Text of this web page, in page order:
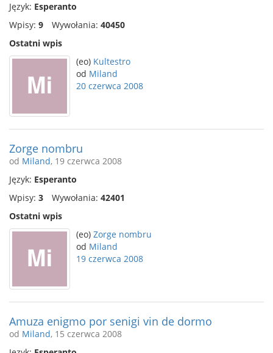
Język: Esperanto
Wpisy: 9 Wywołania: 40450
Ostatni wpis
(eo) Kultestro
od Miland
20 czerwca 2008
Zorge nombru
od Miland, 19 czerwca 2008
Język: Esperanto
Wpisy: 3 Wywołania: 42401
Ostatni wpis
(eo) Zorge nombru
od Miland
19 czerwca 2008
Amuza enigmo por senigi vin de dormo
od Miland, 15 czerwca 2008